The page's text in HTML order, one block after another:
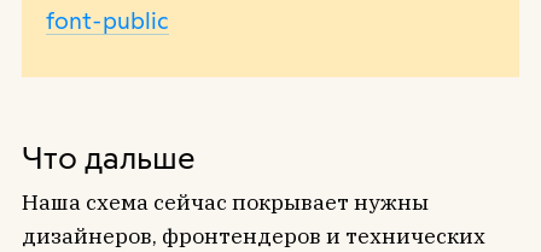
font-public
Что дальше
Наша схема сейчас покрывает нужны
дизайнеров, фронтендеров и технических